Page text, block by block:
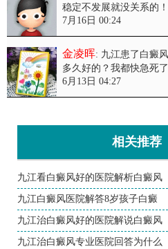
稳定不发展就没关系的！
7月16日 00:24
金凌晖: 九江患了白癜
多久好的？我都快急死了
6月13日 04:27
相关推荐
九江看白癜风好的医院解析白癜风
九江白癜风医院解答8岁孩子白癜
九江治白癜风好的医院解说白癜风
九江治白癜风专业医院回答为什么